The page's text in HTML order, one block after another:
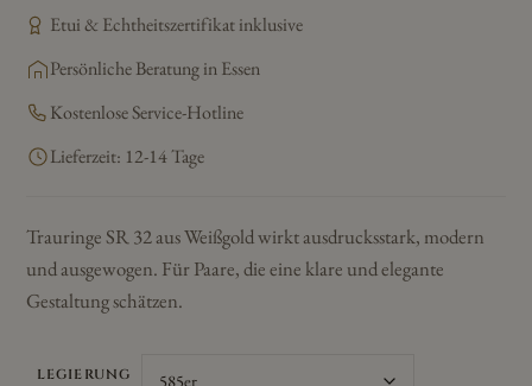
Etui & Echtheitszertifikat inklusive
Persönliche Beratung in Essen
Kostenlose Service-Hotline
Lieferzeit: 12-14 Tage
Trauringe SR 32 aus Weißgold wirkt ausdrucksstark, modern
und ausgewogen. Für Paare, die eine klare und elegante
Gestaltung schätzen.
LEGIERUNG